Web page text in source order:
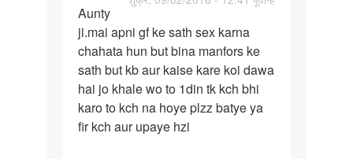
Aunty
ji.mai
apni
gf
ke
sath
Aunty
ji.mai apni gf ke sath sex karna
chahata hun but bina manfors ke
sath but kb aur kaise kare koi dawa
hai jo khale wo to 1din tk kch bhi
karo to kch na hoye plzz batye ya
fir kch aur upaye hzi